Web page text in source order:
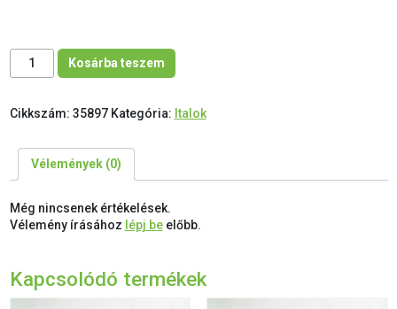
Lápastó Bodzavirág – alma mennyiség
Kosárba teszem
Cikkszám: 35897 Kategória: Italok
Vélemények (0)
Még nincsenek értékelések.
Vélemény írásához lépj beelőbb.
Kapcsolódó termékek